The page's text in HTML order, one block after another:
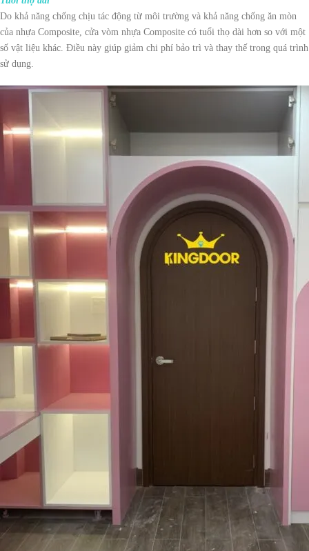
Do khả năng chống chịu tác động từ môi trường và khả năng chống ăn mòn
của nhựa Composite, cửa vòm nhựa Composite có tuổi thọ dài hơn so với một
số vật liệu khác. Điều này giúp giảm chi phí bảo trì và thay thế trong quá trình
sử dụng.